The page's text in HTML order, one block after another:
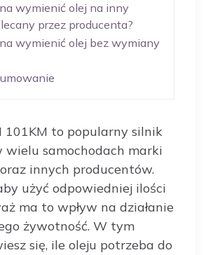
wymienić olej na inny
przez producenta?
wymienić olej bez wymiany
101KM to popularny silnik
wielu samochodach marki
innych producentów.
użyć odpowiedniej ilości
ma to wpływ na działanie
żywotność. W tym
się, ile oleju potrzeba do